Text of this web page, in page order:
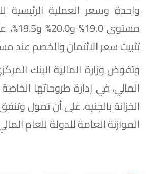
واحدة وسعر العملية الرئيسية
مستوى
تثبيت سعر الائتمان والخصم عند مستوى
وتفوض وزارة المالية البنك
المالي، في إدارة طروحاتها
الخزانة بالجنيه، على أن تمول
الموازنة العامة للدولة للعام